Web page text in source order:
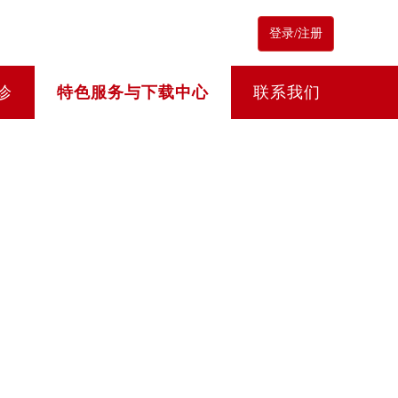
登录/注册
特色服务与下载中心 联系我们